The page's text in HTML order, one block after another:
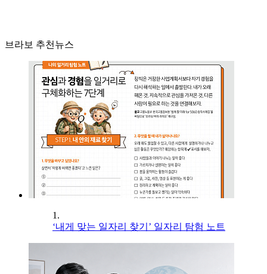
브라보 추천뉴스
1.
‘내게 맞는 일자리 찾기’ 일자리 탐험 노트